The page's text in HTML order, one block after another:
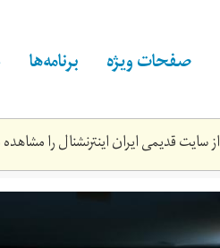
صفحات ویژه برنامه‌ها
قدیمی ایران اینترنشنال را